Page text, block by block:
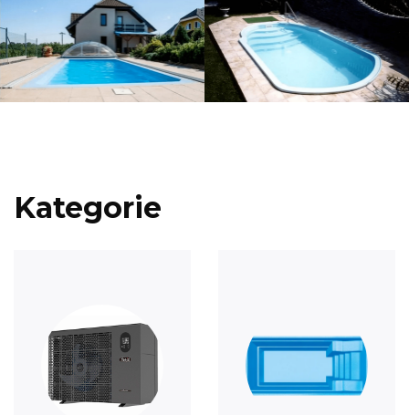
Kategorie